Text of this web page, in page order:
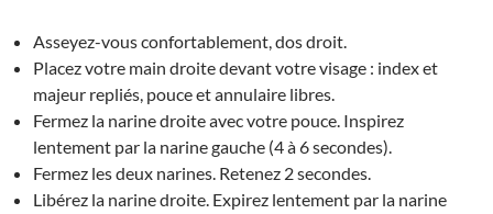
Asseyez-vous confortablement, dos droit.
Placez votre main droite devant votre visage : index et
majeur repliés, pouce et annulaire libres.
Fermez la narine droite avec votre pouce. Inspirez
lentement par la narine gauche (4 à 6 secondes).
Fermez les deux narines. Retenez 2 secondes.
Libérez la narine droite. Expirez lentement par la narine